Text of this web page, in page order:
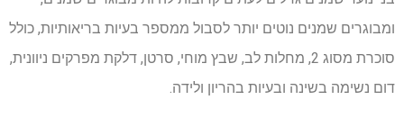
ומבוגרים שמנים נוטים יותר לסבול ממספר בעיות בריאותיות, כולל
סוכרת מסוג 2, מחלות לב, שבץ מוחי, סרטן, דלקת מפרקים ניוונית,
דום נשימה בשינה ובעיות בהריון ולידה.